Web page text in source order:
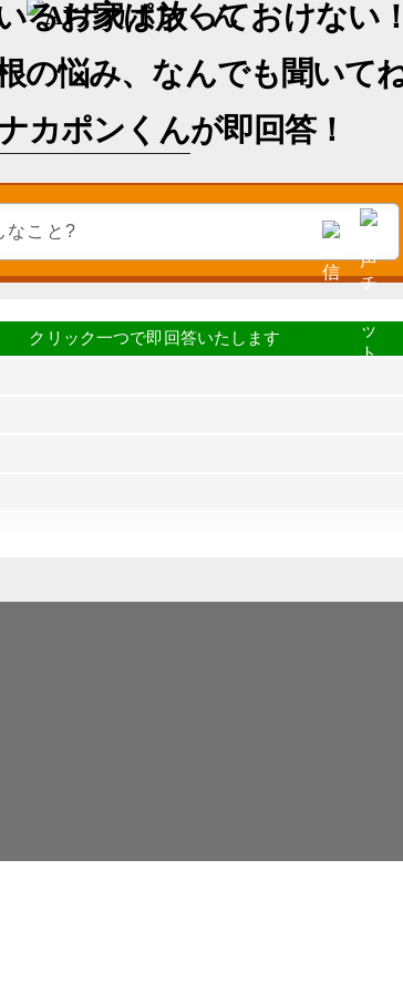
るお家は放っておけない
の悩み、なんでも聞いて
カポンくんが即回答！